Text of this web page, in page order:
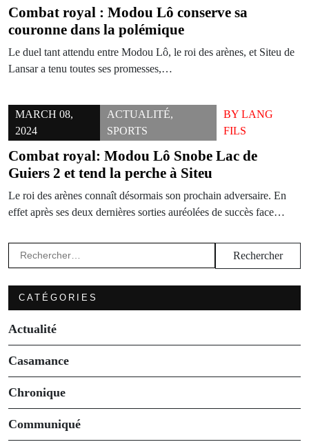
Combat royal : Modou Lô conserve sa
couronne dans la polémique
Le duel tant attendu entre Modou Lô, le roi des arènes, et Siteu de
Lansar a tenu toutes ses promesses,…
MARCH 08,
2024
ACTUALITÉ,
SPORTS
BY LANG
FILS
Combat royal: Modou Lô Snobe Lac de
Guiers 2 et tend la perche à Siteu
Le roi des arènes connaît désormais son prochain adversaire. En
effet après ses deux dernières sorties auréolées de succès face…
Rechercher :
CATÉGORIES
Actualité
Casamance
Chronique
Communiqué